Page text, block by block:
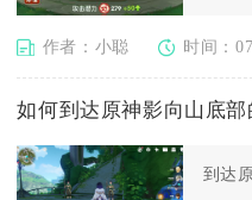
作者：小聪 时间：
如何到达原神影向山底
到达